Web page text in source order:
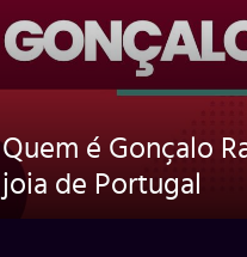
Quem é Gonçalo
joia de Portugal